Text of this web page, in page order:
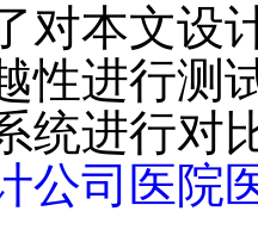
本文设计
性进行测
统进行对
公司医院